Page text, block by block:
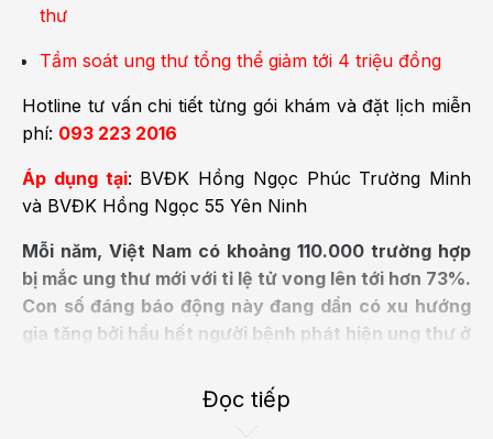
thư
Tầm soát ung thư tổng thể giảm tới 4 triệu đồng
Hotline tư vấn chi tiết từng gói khám và đặt lịch miễn
phí: 093 223 2016
Áp dụng tại: BVĐK Hồng Ngọc Phúc Trường Minh
và BVĐK Hồng Ngọc 55 Yên Ninh
Mỗi năm, Việt Nam có khoảng 110.000 trường hợp
bị mắc ung thư mới với tỉ lệ tử vong lên tới hơn 73%.
Con số đáng báo động này đang dần có xu hướng
gia tăng bởi hầu hết người bệnh phát hiện ung thư ở
hiệu quả. Vì vậy, tầm soát ung thư tổng thể sẽ là
lựa chọn hợp lí giúp bạn phát hiện ung thư ở giai
Đọc tiếp